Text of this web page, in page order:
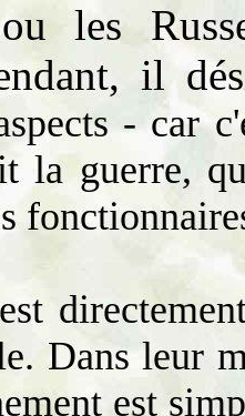
les
il
- car
la guerre,
Dans leur
est